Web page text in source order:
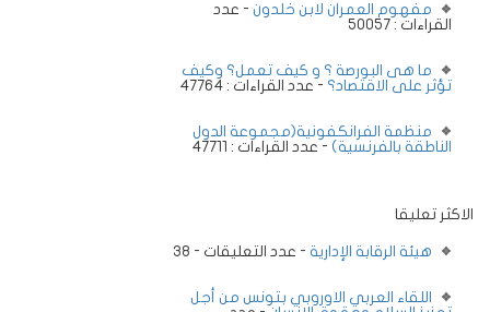
مفهوم العمران لابن خلدون - عدد
القراءات : 50057
ما هى البورصة ؟ و كيف تعمل؟ وكيف
تؤثر على الاقتصاد؟ - عدد القراءات : 47764
منظمة الفرانكفونية(مجموعة الدول
الناطقة بالفرنسية) - عدد القراءات : 47711
الاكثر تعليقا
هيئة الرقابة الإدارية - عدد التعليقات - 38
اللقاء العربي الاوروبي بتونس من أجل